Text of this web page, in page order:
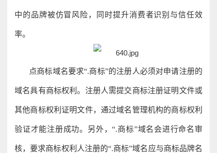
中的品牌被仿冒风险，同时提升消费者识别与信任效
率。
点商标域名要求“.商标”的注册人必须对申请注册的
域名具有商标权利。注册人需提交商标注册证明文件或
其他商标权利证明文件，通过域名管理机构的商标权利
验证才能注册成功。另外，“.商标”域名会进行命名审
核，要求商标权利人注册的“.商标”域名应与商标品牌名